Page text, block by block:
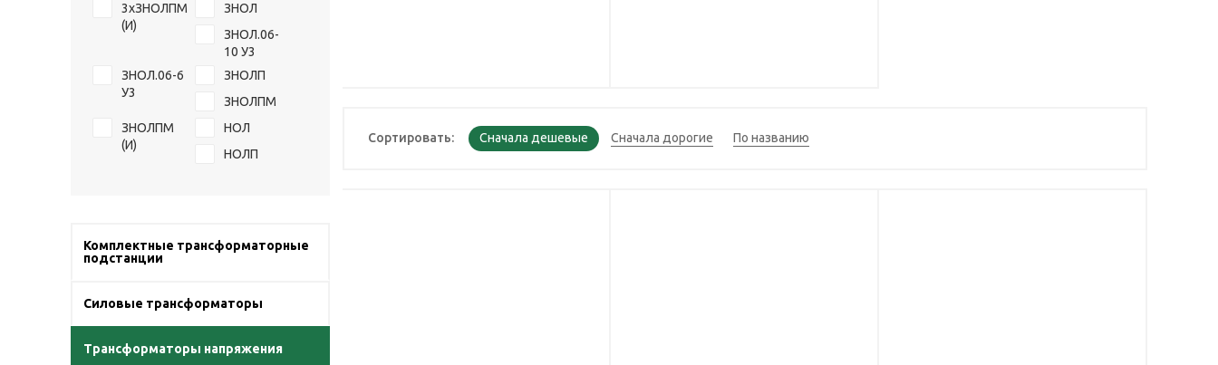
3хЗНОЛПМ
(И)
ЗНОЛ
ЗНОЛ.06-
10 У3
ЗНОЛ.06-6
У3
ЗНОЛП
ЗНОЛПМ
ЗНОЛПМ
(И)
НОЛ
НОЛП
Комплектные трансформаторные
подстанции
Силовые трансформаторы
Трансформаторы напряжения
Сортировать: